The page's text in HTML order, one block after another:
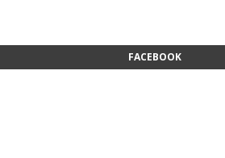
FACEBOOK